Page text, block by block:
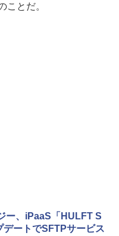
ことだ。
ー、iPaaS「HULFT S
ートでSFTPサービス